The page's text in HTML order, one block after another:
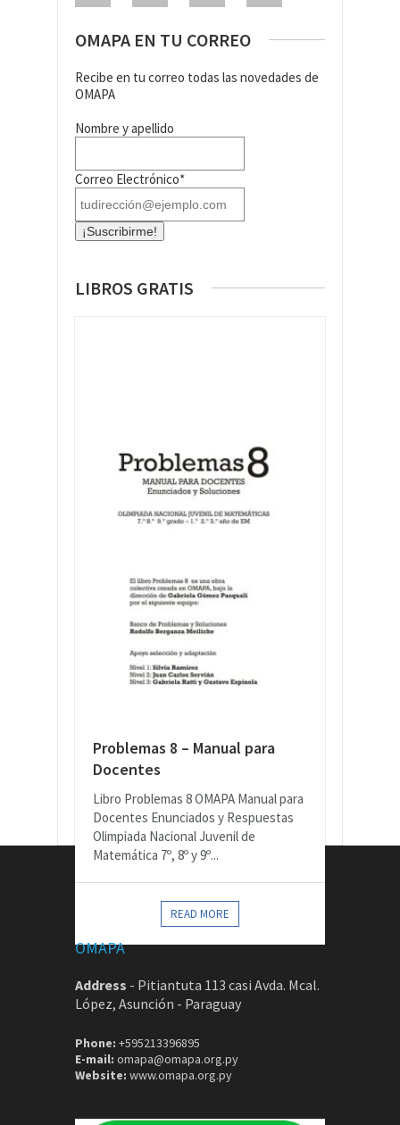
OMAPA EN TU CORREO
Recibe en tu correo todas las novedades de
OMAPA
Nombre y apellido
Correo Electrónico*
LIBROS GRATIS
Problemas 8 – Manual para
Docentes
Libro Problemas 8 OMAPA Manual para
Docentes Enunciados y Respuestas
Olimpiada Nacional Juvenil de
Matemática 7º, 8º y 9º...
READ MORE
OMAPA
Address - Pitiantuta 113 casi Avda. Mcal.
López, Asunción - Paraguay
Phone: +595213396895
E-mail: omapa@omapa.org.py
Website: www.omapa.org.py